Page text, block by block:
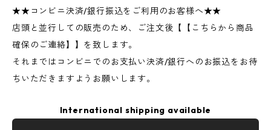
★★コンビニ決済/銀行振込をご利用のお客様へ★★
店頭と並行しての販売のため、ご注文後【【こちらから商品
確保のご連絡】】を致します。
それまではコンビニでのお支払い決済/銀行へのお振込をお待
ちいただきますようお願いします。
International shipping available